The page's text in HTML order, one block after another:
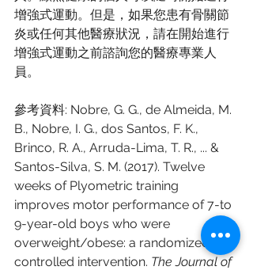
增強式運動。但是，如果您患有骨關節
炎或任何其他醫療狀況，請在開始進行
增強式運動之前諮詢您的醫療專業人
員。
參考資料: Nobre, G. G., de Almeida, M.
B., Nobre, I. G., dos Santos, F. K.,
Brinco, R. A., Arruda-Lima, T. R., ... &
Santos-Silva, S. M. (2017). Twelve
weeks of Plyometric training
improves motor performance of 7-to
9-year-old boys who were
overweight/obese: a randomized
controlled intervention. The Journal of